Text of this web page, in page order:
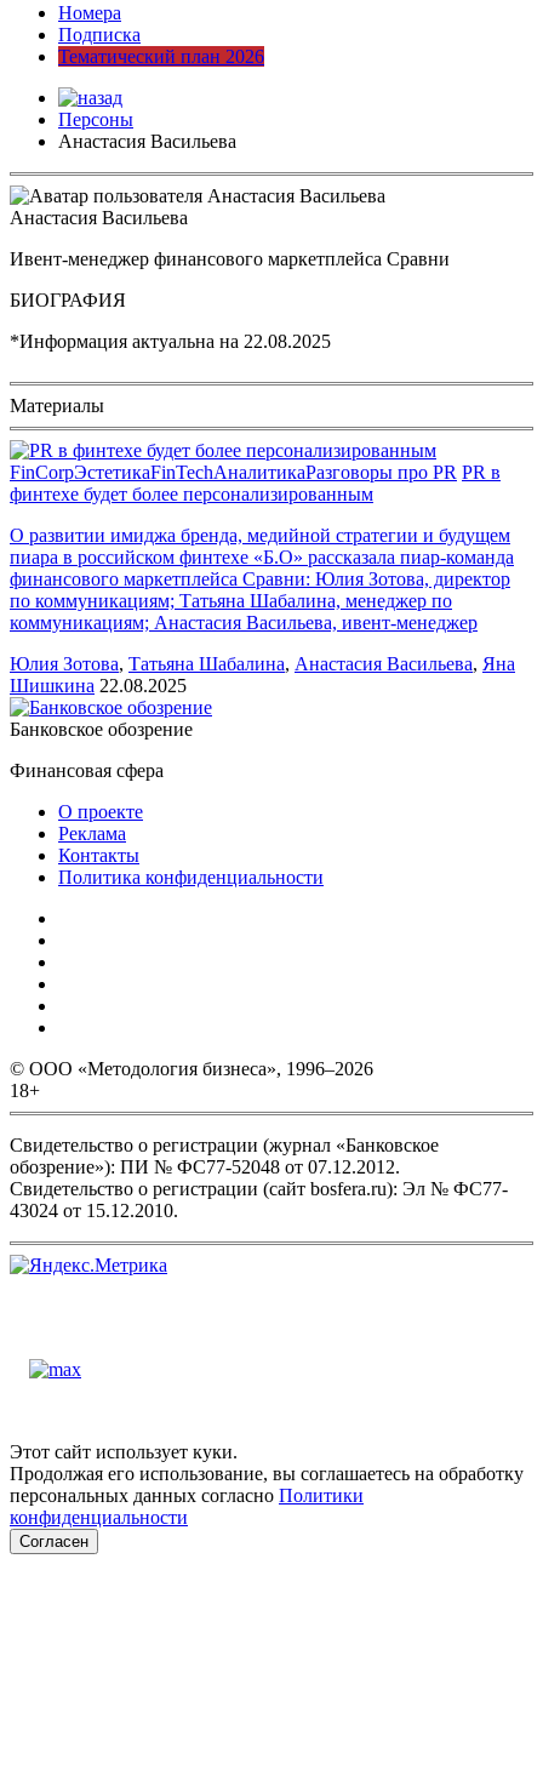
Номера
Подписка
Тематический план 2026
Персоны
Анастасия Васильева
Анастасия Васильева
Ивент-менеджер финансового маркетплейса Сравни
БИОГРАФИЯ
*Информация актуальна на 22.08.2025
Материалы
FinCorpЭстетикаFinTechАналитикаРазговоры про PR PR в
финтехе будет более персонализированным
О развитии имиджа бренда, медийной стратегии и будущем
пиара в российском финтехе «Б.О» рассказала пиар-команда
финансового маркетплейса Сравни: Юлия Зотова, директор
по коммуникациям; Татьяна Шабалина, менеджер по
коммуникациям; Анастасия Васильева, ивент-менеджер
Юлия Зотова, Татьяна Шабалина, Анастасия Васильева, Яна
Шишкина 22.08.2025
Банковское обозрение
Финансовая сфера
О проекте
Реклама
Контакты
Политика конфиденциальности
© ООО «Методология бизнеса», 1996–2026
18+
Свидетельство о регистрации (журнал «Банковское
обозрение»): ПИ № ФС77-52048 от 07.12.2012.
Свидетельство о регистрации (сайт bosfera.ru): Эл № ФС77-
43024 от 15.12.2010.
Этот сайт использует куки.
Продолжая его использование, вы соглашаетесь на обработку
персональных данных согласно Политики
конфиденциальности
Согласен